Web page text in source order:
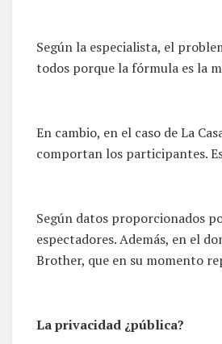
Según la especialista, el
todos porque la fórmula es la
En cambio, en el caso de La
comportan los participantes.
Según datos proporcionados
espectadores. Además, en el
Brother, que en su momento
La privacidad ¿pública?